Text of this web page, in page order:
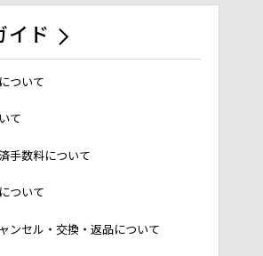
イド
ついて
て
手数料について
ついて
ンセル・交換・返品について